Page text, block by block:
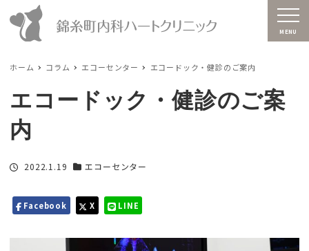
MENU
ホーム コラム エコーセンター エコードック・健診のご案内
エコードック・健診のご案
内
投稿日
2022.1.19
カテゴリー
エコーセンター
Facebook X LINE